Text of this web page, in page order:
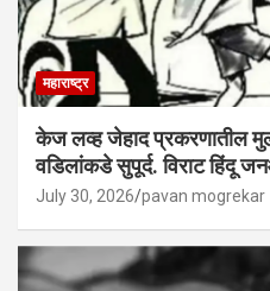
महाराष्ट्र
केज लव्ह जेहाद प्रकरणातील
वडिलांकडे सुपूर्द. विराट हिंदू
July 30, 2026 pavan mogrekar